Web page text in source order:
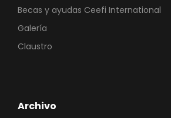
Becas y ayudas Ceefi International
Galería
Claustro
Archivo